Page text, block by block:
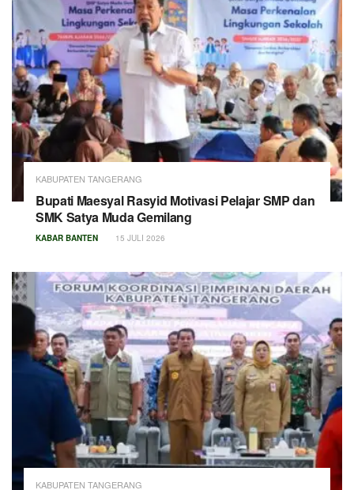
KABUPATEN TANGERANG
Bupati Maesyal Rasyid Motivasi Pelajar SMP dan
SMK Satya Muda Gemilang
KABAR BANTEN 15 JULI 2026
KABUPATEN TANGERANG